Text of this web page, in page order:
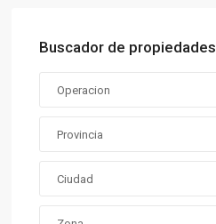
Buscador de propiedades